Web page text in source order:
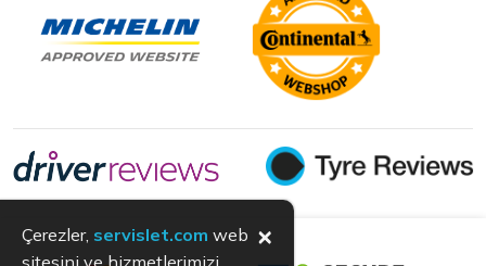
Çerezler, servislet.com web
sitesini ve hizmetlerimizi
×